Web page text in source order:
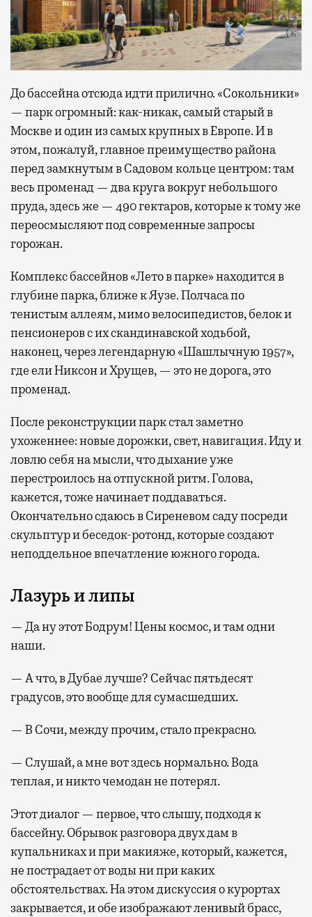
До бассейна отсюда идти прилично. «Сокольники»
— парк огромный: как-никак, самый старый в
Москве и один из самых крупных в Европе. И в
этом, пожалуй, главное преимущество района
перед замкнутым в Садовом кольце центром: там
весь променад — два круга вокруг небольшого
пруда, здесь же — 490 гектаров, которые к тому же
переосмысляют под современные запросы
горожан.
Комплекс бассейнов «Лето в парке» находится в
глубине парка, ближе к Яузе. Полчаса по
тенистым аллеям, мимо велосипедистов, белок и
пенсионеров с их скандинавской ходьбой,
наконец, через легендарную «Шашлычную 1957»,
где ели Никсон и Хрущев, — это не дорога, это
променад.
После реконструкции парк стал заметно
ухоженнее: новые дорожки, свет, навигация. Иду и
ловлю себя на мысли, что дыхание уже
перестроилось на отпускной ритм. Голова,
кажется, тоже начинает поддаваться.
Окончательно сдаюсь в Сиреневом саду посреди
скульптур и беседок-ротонд, которые создают
неподдельное впечатление южного города.
Лазурь и липы
— Да ну этот Бодрум! Цены космос, и там одни
наши.
— А что, в Дубае лучше? Сейчас пятьдесят
градусов, это вообще для сумасшедших.
— В Сочи, между прочим, стало прекрасно.
— Слушай, а мне вот здесь нормально. Вода
теплая, и никто чемодан не потерял.
Этот диалог — первое, что слышу, подходя к
бассейну. Обрывок разговора двух дам в
купальниках и при макияже, который, кажется,
не пострадает от воды ни при каких
обстоятельствах. На этом дискуссия о курортах
закрывается, и обе изображают ленивый брасс,